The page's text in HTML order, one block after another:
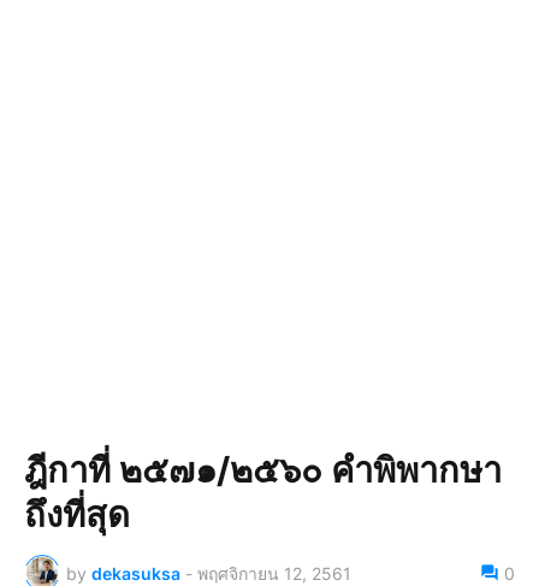
ฎีกาที่ ๒๕๗๑/๒๕๖๐ คำพิพากษา
ถึงที่สุด
by dekasuksa - พฤศจิกายน 12, 2561 0